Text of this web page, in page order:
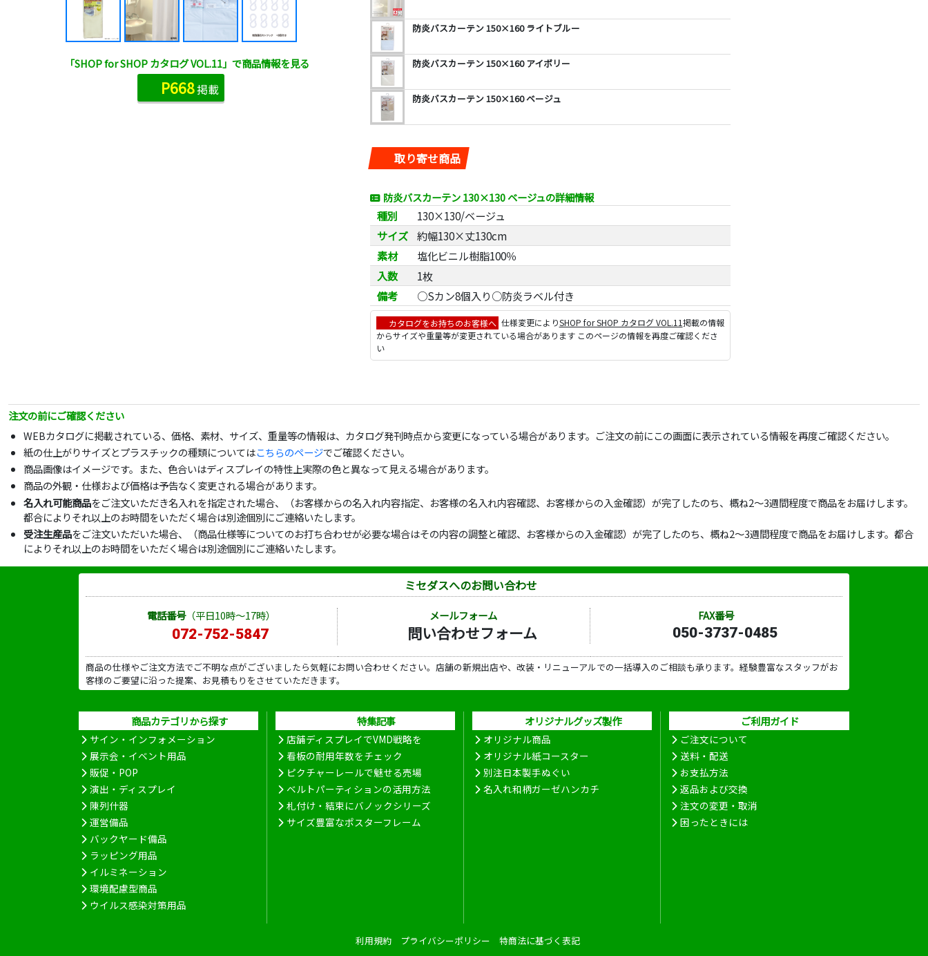
防炎バスカーテン 150×160 ライトブルー
防炎バスカーテン 150×160 アイボリー
防炎バスカーテン 150×160 ベージュ
取り寄せ商品
防炎バスカーテン 130×130 ベージュの詳細情報
種別
130×130/ベージュ
サイズ 約幅130×丈130cm
素材
塩化ビニル樹脂100％
入数
1枚
備考
○Sカン8個入り○防炎ラベル付き
カタログをお持ちのお客様へ 仕様変更によりSHOP for SHOP カタログ VOL.11掲載の情報
からサイズや重量等が変更されている場合があります このページの情報を再度ご確認くださ
い
「SHOP for SHOP カタログ VOL.11」で商品情報を見る
P668掲載
注文の前にご確認ください
WEBカタログに掲載されている、価格、素材、サイズ、重量等の情報は、カタログ発刊時点から変更になっている場合があります。ご注文の前にこの画面に表示されている情報を再度ご確認ください。
紙の仕上がりサイズとプラスチックの種類についてはこちらのページでご確認ください。
商品画像はイメージです。また、色合いはディスプレイの特性上実際の色と異なって見える場合があります。
商品の外観・仕様および価格は予告なく変更される場合があります。
名入れ可能商品をご注文いただき名入れを指定された場合、（お客様からの名入れ内容指定、お客様の名入れ内容確認、お客様からの入金確認）が完了したのち、概ね2～3週間程度で商品をお届けします。
都合によりそれ以上のお時間をいただく場合は別途個別にご連絡いたします。
受注生産品をご注文いただいた場合、（商品仕様等についてのお打ち合わせが必要な場合はその内容の調整と確認、お客様からの入金確認）が完了したのち、概ね2～3週間程度で商品をお届けします。都合
によりそれ以上のお時間をいただく場合は別途個別にご連絡いたします。
ミセダスへのお問い合わせ
電話番号（平日10時～17時）
072-752-5847
メールフォーム
問い合わせフォーム
FAX番号
050-3737-0485
商品の仕様やご注文方法でご不明な点がございましたら気軽にお問い合わせください。店舗の新規出店や、改装・リニューアルでの一括導入のご相談も承ります。経験豊富なスタッフがお
客様のご要望に沿った提案、お見積もりをさせていただきます。
商品カテゴリから探す
サイン・インフォメーション
展示会・イベント用品
販促・POP
演出・ディスプレイ
陳列什器
運営備品
バックヤード備品
ラッピング用品
イルミネーション
環境配慮型商品
ウイルス感染対策用品
特集記事
店舗ディスプレイでVMD戦略を
看板の耐用年数をチェック
ピクチャーレールで魅せる売場
ベルトパーティションの活用方法
札付け・結束にバノックシリーズ
サイズ豊富なポスターフレーム
オリジナルグッズ製作
オリジナル商品
オリジナル紙コースター
別注日本製手ぬぐい
名入れ和柄ガーゼハンカチ
ご利用ガイド
ご注文について
送料・配送
お支払方法
返品および交換
注文の変更・取消
困ったときには
利用規約 プライバシーポリシー 特商法に基づく表記